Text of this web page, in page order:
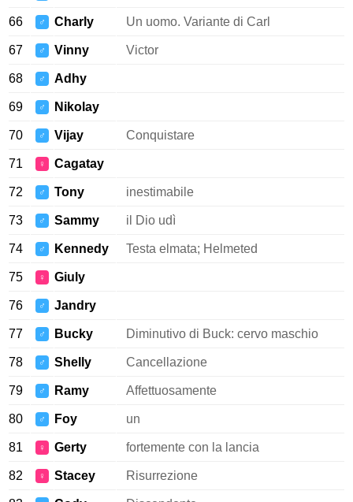
66 ♂ Charly Un uomo. Variante di Carl
67 ♂ Vinny Victor
68 ♂ Adhy
69 ♂ Nikolay
70 ♂ Vijay Conquistare
71 ♀ Cagatay
72 ♂ Tony inestimabile
73 ♂ Sammy il Dio udì
74 ♂ Kennedy Testa elmata; Helmeted
75 ♀ Giuly
76 ♂ Jandry
77 ♂ Bucky Diminutivo di Buck: cervo maschio
78 ♂ Shelly Cancellazione
79 ♂ Ramy Affettuosamente
80 ♂ Foy un
81 ♀ Gerty fortemente con la lancia
82 ♀ Stacey Risurrezione